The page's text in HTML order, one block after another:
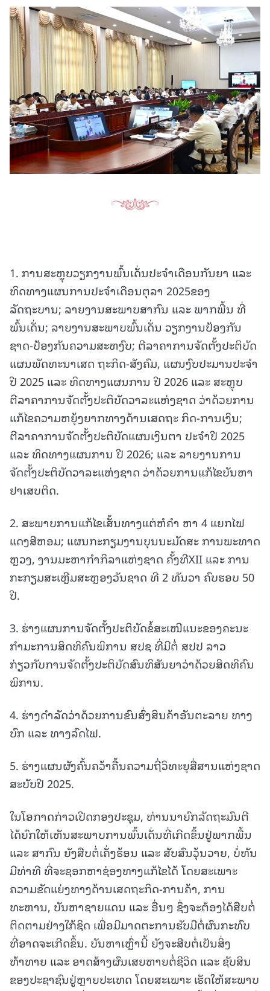
1. ການສະຫຼຸບວຽກງານພົ້ນເດັ່ນປະຈໍາເດືອນກັນຍາ ແລະ
ທິດທາງແຜນການປະຈໍາເດືອນຕຸລາ 2025ຂອງ
ລັດຖະບານ; ລາຍງານສະພາບສາກົນ ແລະ ພາກພື້ນ ທີ່
ພົ້ນເດັ່ນ; ລາຍງານສະພາບພົ້ນເດັ່ນ ວຽກງານປ້ອງກັນ
ຊາດ-ປ້ອງກັນຄວາມສະຫງົບ; ຕີລາຄາການຈັດຕັ້ງປະຕິບັດ
ແຜນພັດທະນາເສດ ຖະກິດ-ສັງຄົມ, ແຜນງົບປະມານປະຈໍາ
ປີ 2025 ແລະ ທິດທາງແຜນການ ປີ 2026 ແລະ ສະຫຼຸບ
ຕີລາຄາການຈັດຕັ້ງປະຕິບັດວາລະແຫ່ງຊາດ ວ່າດ້ວຍການ
ແກ້ໄຂຄວາມຫຍຸ້ງຍາກທາງດ້ານເສດຖະ ກິດ-ການເງິນ;
ຕີລາຄາການຈັດຕັ້ງປະຕິບັດແຜນເງິນຕາ ປະຈໍາປີ 2025
ແລະ ທິດທາງແຜນການ ປີ 2026; ແລະ ລາຍງານການ
ຈັດຕັ້ງປະຕິບັດວາລະແຫ່ງຊາດ ວ່າດ້ວຍການແກ້ໄຂບັນຫາ
ຢາເສບຕິດ.
2. ສະພາບການແກ້ໄຂເສັ້ນທາງແຕ່ຫໍຄໍາ ຫາ 4 ແຍກໄຟ
ແດງສີຫອມ; ແຜນກະກຽມງານບຸນນະມັດສະ ການພະທາດ
ຫຼວງ, ງານມະຫາກໍາກິລາແຫ່ງຊາດ ຄັ້ງທີXII ແລະ ການ
ກະກຽມສະເຫຼີມສະຫຼອງວັນຊາດ ທີ 2 ທັນວາ ຄົບຮອບ 50
ປີ.
3. ຮ່າງແຜນການຈັດຕັ້ງປະຕິບັດຂໍ້ສະເໜີແນະຂອງຄະນະ
ກໍາມະການສິດທິຄົນພິການ ສປຊ ທີ່ມີຕໍ່ ສປປ ລາວ
ກ່ຽວກັບການຈັດຕັ້ງປະຕິບັດສົນທິສັນຍາວ່າດ້ວຍສິດທິຄົນ
ພິການ.
4. ຮ່າງດໍາລັດວ່າດ້ວຍການຂົນສົ່ງສິນຄ້າອັນຕະລາຍ ທາງ
ບົກ ແລະ ທາງລົດໄຟ.
5. ຮ່າງແຜນຜັງຄົ້ນຄວ້າຄື້ນຄວາມຖີ່ວິທະຍຸສື່ສານແຫ່ງຊາດ
ສະບັບປີ 2025.
ໃນໂອກາດກ່າວເປີດກອງປະຊຸມ, ທ່ານນາຍົກລັດຖະມົນຕີ
ໄດ້ຍົກໃຫ້ເຫັນສະພາບການພົ້ນເດັ່ນທີ່ເກີດຂຶ້ນຢູ່ພາກພື້ນ
ແລະ ສາກົນ ຍັງສືບຕໍ່ເຄັ່ງຮ້ອນ ແລະ ສັບສົນວຸ້ນວາຍ, ບໍ່ທັນ
ມີທ່າທີ ທີ່ຈະຊອກຫາຊ່ອງທາງແກ້ໄຂໄດ້ ໂດຍສະເພາະ
ຄວາມຂັດແຍ່ງທາງດ້ານເສດຖະກິດ-ການຄ້າ, ການ
ທະຫານ, ບັນຫາຊາຍແດນ ແລະ ອື່ນໆ ຊຶ່ງຈະຕ້ອງໄດ້ສືບຕໍ່
ຕິດຕາມຢ່າງໃກ້ຊິດ ເພື່ອມີມາດຕະການຮັບມືຕໍ່ຜົນກະທົບ
ທີ່ອາດຈະເກີດຂຶ້ນ. ບັນຫາເຫຼົ່ານີ້ ຍັງຈະສືບຕໍ່ເປັນສິ່ງ
ທ້າທາຍ ແລະ ອາດສ້າງຜົນເສຍຫາຍຕໍ່ຊີວິດ ແລະ ຊັບສິນ
ຂອງປະຊາຊົນຢູ່ຫຼາຍປະເທດ ໂດຍສະເພາະ ເຮັດໃຫ້ສະພາບ